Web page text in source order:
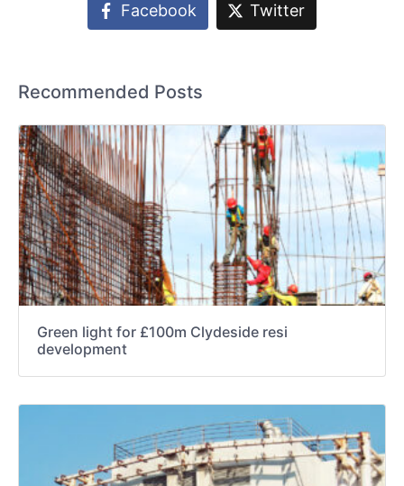
Facebook Twitter
Recommended Posts
Green light for £100m Clydeside resi
development